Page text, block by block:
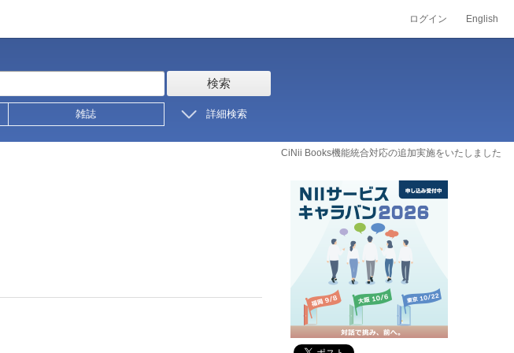
ログイン English
検索
雑誌 詳細検索
CiNii Books機能統合対応の追加実施をいたしました